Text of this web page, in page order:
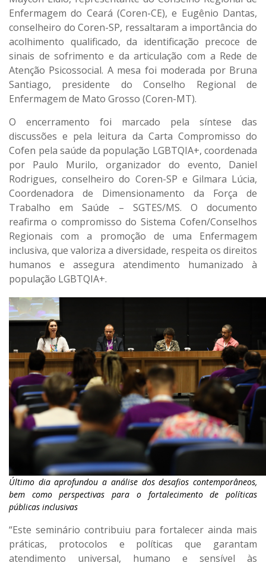
Enfermagem do Ceará (Coren-CE), e Eugênio Dantas,
conselheiro do Coren-SP, ressaltaram a importância do
acolhimento qualificado, da identificação precoce de
sinais de sofrimento e da articulação com a Rede de
Atenção Psicossocial. A mesa foi moderada por Bruna
Santiago, presidente do Conselho Regional de
Enfermagem de Mato Grosso (Coren-MT).
O encerramento foi marcado pela síntese das
discussões e pela leitura da Carta Compromisso do
Cofen pela saúde da população LGBTQIA+, coordenada
por Paulo Murilo, organizador do evento, Daniel
Rodrigues, conselheiro do Coren-SP e Gilmara Lúcia,
Coordenadora de Dimensionamento da Força de
Trabalho em Saúde – SGTES/MS. O documento
reafirma o compromisso do Sistema Cofen/Conselhos
Regionais com a promoção de uma Enfermagem
inclusiva, que valoriza a diversidade, respeita os direitos
humanos e assegura atendimento humanizado à
população LGBTQIA+.
Último dia aprofundou a análise dos desafios contemporâneos,
bem como perspectivas para o fortalecimento de políticas
públicas inclusivas
“Este seminário contribuiu para fortalecer ainda mais
práticas, protocolos e políticas que garantam
atendimento universal, humano e sensível às